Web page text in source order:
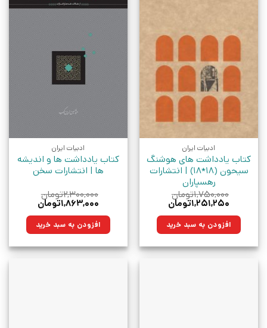
ادبیات ایران
کتاب یادداشت های هوشنگ
سیحون (18*18) | انتشارات
رهسپاران
۱,۷۵۰,۰۰۰تومان
قیمت
۱,۷۵۰,۰۰۰تومان
بود.
۱,۲۵۱,۲۵۰تومان
۱,۲۵۱,۲۵۰تومان. افزودن به سبد خرید
ادبیات ایران
کتاب یادداشت ها و اندیشه
ها | انتشارات سخن
۲,۳۰۰,۰۰۰تومان
قیمت
۲,۳۰۰,۰۰۰تومان
بود.
۱,۸۶۳,۰۰۰تومان
۱,۸۶۳,۰۰۰تومان. افزودن به سبد خرید